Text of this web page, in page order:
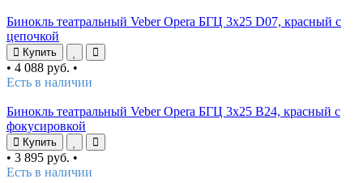
Бинокль театральный Veber Opera БГЦ 3х25 D07, красный с
цепочкой
Купить
• 4 088 руб. •
Есть в наличии
Бинокль театральный Veber Opera БГЦ 3х25 В24, красный с
фокусировкой
Купить
• 3 895 руб. •
Есть в наличии